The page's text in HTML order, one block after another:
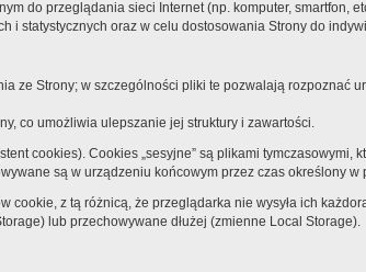
do przeglądania sieci Internet (np. komputer, smartfon,
statystycznych oraz w celu dostosowania Strony do
ze Strony; w szczególności pliki te pozwalają rozpoznać
co umożliwia ulepszanie jej struktury i zawartości.
cookies). Cookies „sesyjne” są plikami
są w urządzeniu końcowym przez czas określony
z tą różnicą, że przeglądarka nie wysyła ich
lub przechowywane dłużej (zmienne Local Storage).